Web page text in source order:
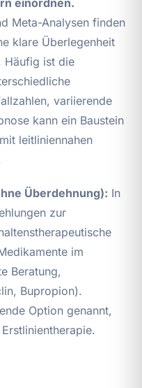
Meta-Analysen finden
klare Überlegenheit
Häufig ist die
variierende
kann ein Baustein
leitliniennahen
Überdehnung): In
zur
im
Beratung,
Bupropion).
Option genannt,